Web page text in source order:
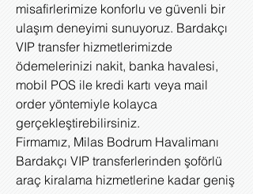
misafirlerimize konforlu ve güvenli bir
ulaşım deneyimi sunuyoruz. Bardakçı
VIP transfer hizmetlerimizde
ödemelerinizi nakit, banka havalesi,
mobil POS ile kredi kartı veya mail
order yöntemiyle kolayca
gerçekleştirebilirsiniz.
Firmamız, Milas Bodrum Havalimanı
Bardakçı VIP transferlerinden şoförlü
araç kiralama hizmetlerine kadar geniş